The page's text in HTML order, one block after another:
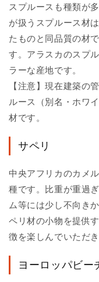
スプルースも種類が
が扱うスプルース材
たものと同品質の材
す。アラスカのスプ
ラーな産地です。
【注意】現在建築の
ルース（別名・ホワ
材です。
サペリ
中央アフリカのカメ
種です。比重が重過
ム等には少し不向き
ペリ材の小物を提供
徴を楽しんでいただ
ヨーロッパビー